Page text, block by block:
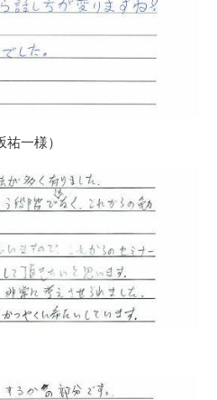
一様）